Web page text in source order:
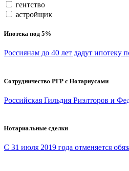
гентство
астройщик
Ипотека под 5%
Россиянам до 40 лет дадут ипотеку
Сотрудничество РГР с Нотариусами
Российская Гильдия Риэлторов и
Нотариальные сделки
С 31 июля 2019 года отменяется